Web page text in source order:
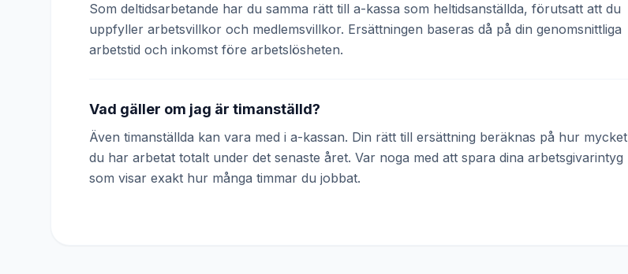
Som deltidsarbetande har du samma rätt till a-kassa som heltidsanställda, förutsatt att du
uppfyller arbetsvillkor och medlemsvillkor. Ersättningen baseras då på din genomsnittliga
arbetstid och inkomst före arbetslösheten.
Vad gäller om jag är timanställd?
Även timanställda kan vara med i a-kassan. Din rätt till ersättning beräknas på hur mycket
du har arbetat totalt under det senaste året. Var noga med att spara dina arbetsgivarintyg
som visar exakt hur många timmar du jobbat.